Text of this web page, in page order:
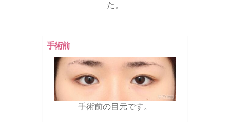
た。
手術前
手術前の目元です。